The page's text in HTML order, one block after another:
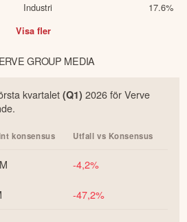
Industri 17.6%
Visa fler
GROUP MEDIA
kvartalet(Q1) 2026förVerve
konsensus Utfall vs Konsensus
-4,2%
-47,2%